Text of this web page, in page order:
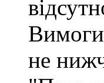
Вимоги
не